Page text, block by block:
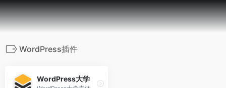
WordPress插件
WordPress大学